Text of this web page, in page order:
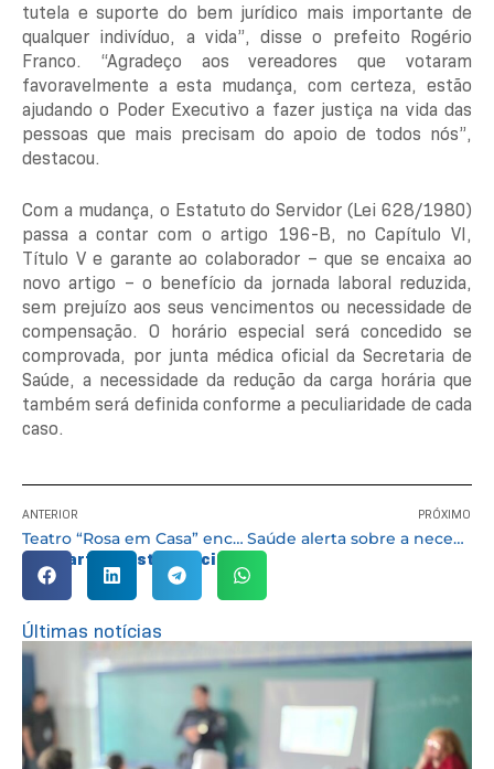
tutela e suporte do bem jurídico mais importante de
qualquer indivíduo, a vida”, disse o prefeito Rogério
Franco. “Agradeço aos vereadores que votaram
favoravelmente a esta mudança, com certeza, estão
ajudando o Poder Executivo a fazer justiça na vida das
pessoas que mais precisam do apoio de todos nós”,
destacou.
Com a mudança, o Estatuto do Servidor (Lei 628/1980)
passa a contar com o artigo 196-B, no Capítulo VI,
Título V e garante ao colaborador – que se encaixa ao
novo artigo – o benefício da jornada laboral reduzida,
sem prejuízo aos seus vencimentos ou necessidade de
compensação. O horário especial será concedido se
comprovada, por junta médica oficial da Secretaria de
Saúde, a necessidade da redução da carga horária que
também será definida conforme a peculiaridade de cada
caso.
ANTERIOR
Teatro “Rosa em Casa” encanta alunos da E.M Campininha com técnicas circenses
PRÓXIMO
Saúde alerta sobre a necessidade das duas doses da vacina contra a Covid e a dose adicional para habilitados
Compartilhe esta notícia:
Últimas notícias